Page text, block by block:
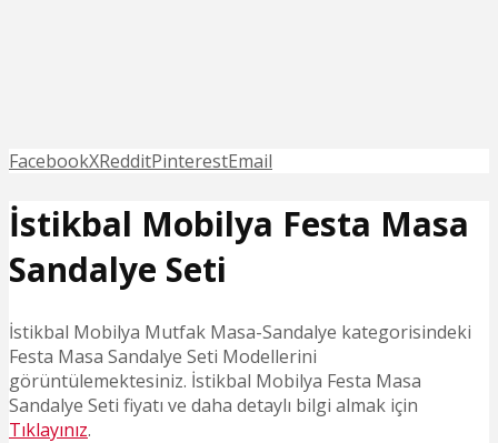
FacebookXRedditPinterestEmail
İstikbal Mobilya Festa Masa
Sandalye Seti
İstikbal Mobilya Mutfak Masa-Sandalye kategorisindeki
Festa Masa Sandalye Seti Modellerini
görüntülemektesiniz. İstikbal Mobilya Festa Masa
Sandalye Seti fiyatı ve daha detaylı bilgi almak için
Tıklayınız.